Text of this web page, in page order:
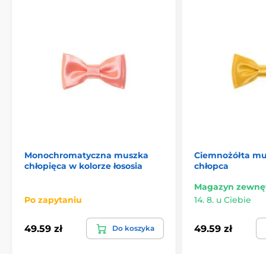
Monochromatyczna muszka
chłopięca w kolorze łososia
Po zapytaniu
49.59 zł Do koszyka
Ciemnożółta
chłopca
Magazyn
14. 8. u Ciebie
49.59 zł